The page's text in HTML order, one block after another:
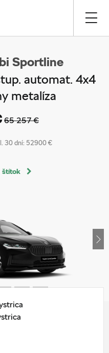
Sportline
automat. 4x4
metalíza
65 257 €
30 dní: 52900 €
štítok